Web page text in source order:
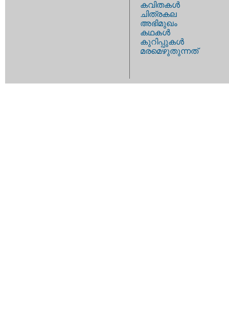
കവിതകള്‍
ചിത്രകല
അഭിമുഖം
കഥകള്‍
കുറിപ്പുകള്‍
മരമെഴുതുന്നത്